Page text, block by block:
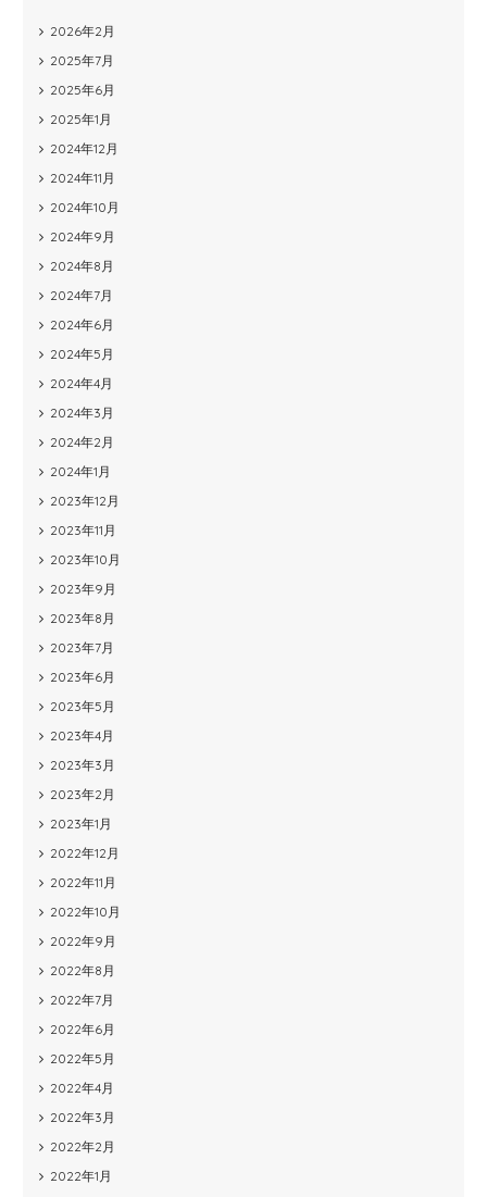
2026年2月
2025年7月
2025年6月
2025年1月
2024年12月
2024年11月
2024年10月
2024年9月
2024年8月
2024年7月
2024年6月
2024年5月
2024年4月
2024年3月
2024年2月
2024年1月
2023年12月
2023年11月
2023年10月
2023年9月
2023年8月
2023年7月
2023年6月
2023年5月
2023年4月
2023年3月
2023年2月
2023年1月
2022年12月
2022年11月
2022年10月
2022年9月
2022年8月
2022年7月
2022年6月
2022年5月
2022年4月
2022年3月
2022年2月
2022年1月